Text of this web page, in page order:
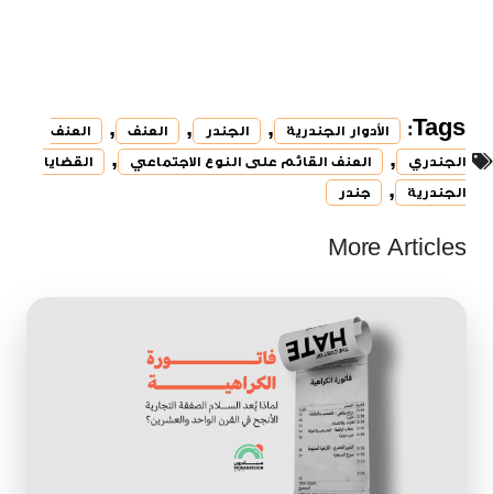
Tags: الأدوار الجندرية , الجندر , العنف ,
العنف
الجندري
, العنف القائم على النوع الاجتماعي ,
القضايا
الجندرية
, جندر
More Articles